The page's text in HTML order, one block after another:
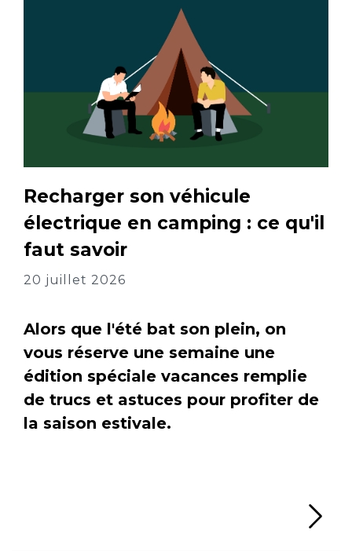
Recharger son véhicule
électrique en camping : ce qu'il
faut savoir
20 juillet 2026
Alors que l'été bat son plein, on
vous réserve une semaine une
édition spéciale vacances remplie
de trucs et astuces pour profiter de
la saison estivale.